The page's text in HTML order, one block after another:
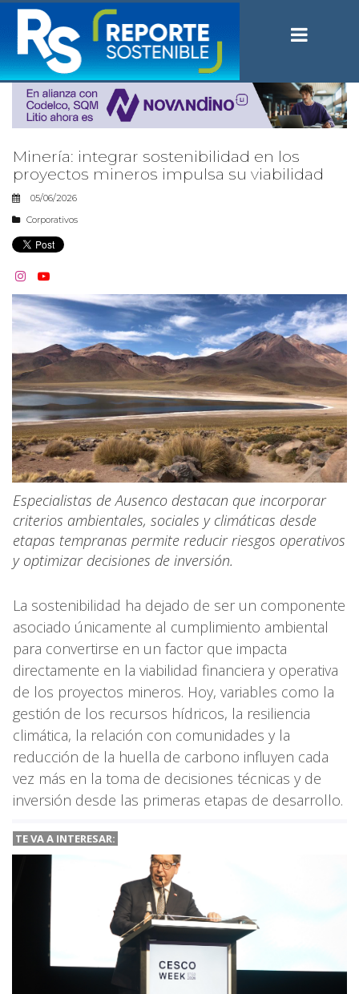
Minería: integrar sostenibilidad en los
proyectos mineros impulsa su viabilidad
05/06/2026
Corporativos
 
Especialistas de Ausenco destacan que incorporar
criterios ambientales, sociales y climáticas desde
etapas tempranas permite reducir riesgos operativos
y optimizar decisiones de inversión.
La sostenibilidad ha dejado de ser un componente
asociado únicamente al cumplimiento ambiental
para convertirse en un factor que impacta
directamente en la viabilidad financiera y operativa
de los proyectos mineros. Hoy, variables como la
gestión de los recursos hídricos, la resiliencia
climática, la relación con comunidades y la
reducción de la huella de carbono influyen cada
vez más en la toma de decisiones técnicas y de
inversión desde las primeras etapas de desarrollo.
TE VA A INTERESAR: